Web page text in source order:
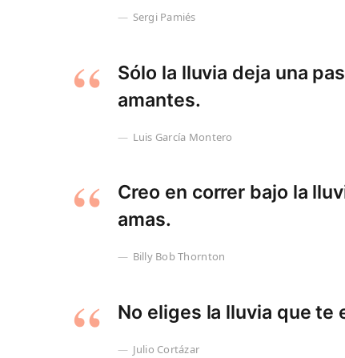
Sergi Pamiés
Sólo la lluvia deja una
amantes.
Luis García Montero
Creo en correr bajo la
amas.
Billy Bob Thornton
No eliges la lluvia que te
Julio Cortázar